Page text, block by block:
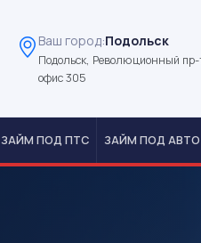
Ваш город:Подольск
Подольск, Революционный
офис 305
ЗАЙМ ПОД ПТС ЗАЙМ ПОД АВТО